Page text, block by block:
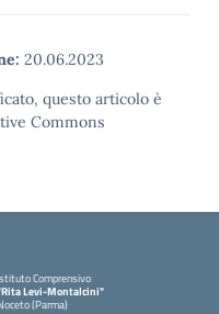
20.06.2023
questo articolo è
Commons
Comprensivo
Levi-Montalcini"
(Parma)